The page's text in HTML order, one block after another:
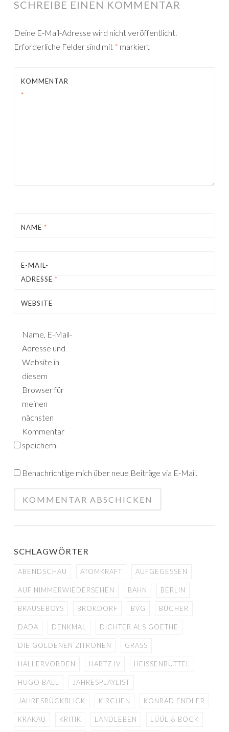
SCHREIBE EINEN KOMMENTAR
Deine E-Mail-Adresse wird nicht veröffentlicht.
Erforderliche Felder sind mit * markiert
KOMMENTAR
*
NAME *
E-MAIL-
ADRESSE *
WEBSITE
Name, E-Mail-
Adresse und
Website in
diesem
Browser für
meinen
nächsten
Kommentar
speichern.
Benachrichtige mich über neue Beiträge via E-Mail.
SCHLAGWÖRTER
ABENDSCHAU ATOMKRAFT AUFGEGESSEN
AUF NIMMERWIEDERSEHEN BAHN BERLIN
BRAUSEBOYS BROKDORF BVG BÜCHER
DADA DENKMAL DICHTER ALS GOETHE
DIE GOLDENEN ZITRONEN GRASS
HALLERVORDEN HARTZ IV HEISSENBÜTTEL
HUGO BALL JAHRESPLAYLIST
JAHRESRÜCKBLICK KIRCHEN KONRAD ENDLER
KRAKAU KRITIK LANDLEBEN LÜÜL & BOCK